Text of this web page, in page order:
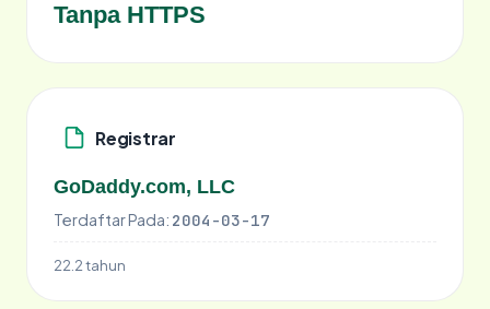
Tanpa HTTPS
Registrar
GoDaddy.com, LLC
Terdaftar Pada: 2004-03-17
22.2 tahun